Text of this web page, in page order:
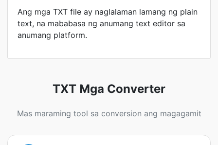
Ang mga TXT file ay naglalaman lamang ng plain
text, na mababasa ng anumang text editor sa
anumang platform.
TXT Mga Converter
Mas maraming tool sa conversion ang magagamit